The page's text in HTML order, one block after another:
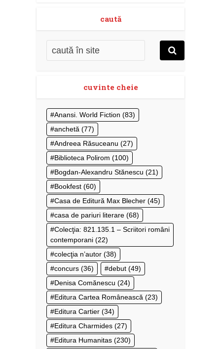
caută
cuvinte cheie
Anansi. World Fiction (83)
anchetă (77)
Andreea Răsuceanu (27)
Biblioteca Polirom (100)
Bogdan-Alexandru Stănescu (21)
Bookfest (60)
Casa de Editură Max Blecher (45)
casa de pariuri literare (68)
Colecţia: 821.135.1 – Scriitori români
contemporani (22)
colecţia n’autor (38)
concurs (36) debut (49)
Denisa Comănescu (24)
Editura Cartea Românească (23)
Editura Cartier (34)
Editura Charmides (27)
Editura Humanitas (230)